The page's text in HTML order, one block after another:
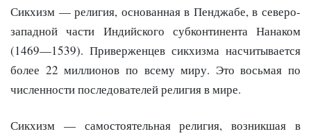
Сикхизм — религия, основанная в Пенджабе, в северо-
западной части Индийского субконтинента Нанаком
(1469—1539). Приверженцев сикхизма насчитывается
более 22 миллионов по всему миру. Это восьмая по
численности последователей религия в мире.
Сикхизм — самостоятельная религия, возникшая в